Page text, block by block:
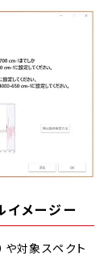
メージー
や対象スペクト